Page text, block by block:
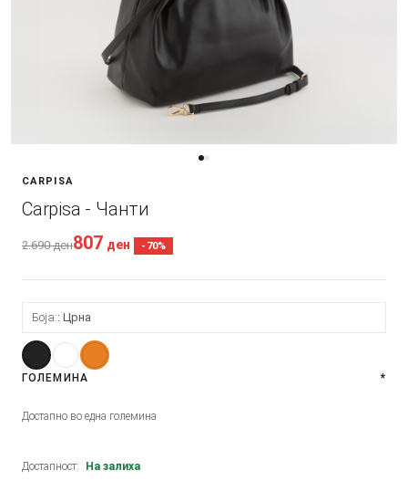
CARPISA
Carpisa - Чанти
2.690ден807 ден -70%
Боја: Црна
ГОЛЕМИНА *
Достапно во една големина
Достапност: На залиха